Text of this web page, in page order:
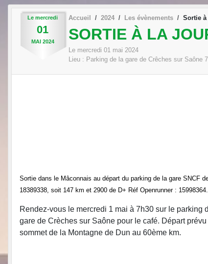
Le mercredi
01
MAI 2024
Accueil 2024 Les évènements Sortie
SORTIE À LA
Le mercredi 01 mai 2024
Lieu : Parking de la gare de Crêches sur Saône
Sortie dans le Mâconnais au départ du parking de la gare SNCF
18389338, soit 147 km et 2900 de D+ Réf Openrunner : 15998364.
Rendez-vous le mercredi 1 mai à 7h30 sur le
gare de Crèches sur Saône pour le café. Départ
sommet de la Montagne de Dun au 60ème km.